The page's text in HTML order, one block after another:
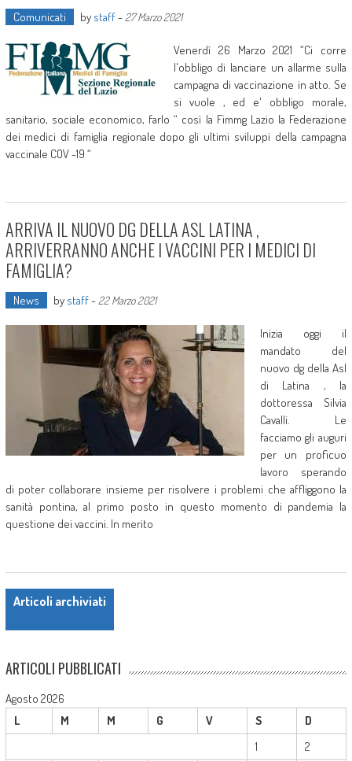
Comunicati by staff- 27 Marzo 2021
Venerdì 26 Marzo 2021 “Ci corre
l'obbligo di lanciare un allarme sulla
campagna di vaccinazione in atto. Se
si vuole , ed e' obbligo morale,
sanitario, sociale economico, farlo “ così la Fimmg Lazio la Federazione
dei medici di famiglia regionale dopo gli ultimi sviluppi della campagna
vaccinale COV -19 “
ARRIVA IL NUOVO DG DELLA ASL LATINA ,
ARRIVERRANNO ANCHE I VACCINI PER I MEDICI DI
FAMIGLIA?
News by staff- 22 Marzo 2021
Inizia oggi il
mandato del
nuovo dg della Asl
di Latina , la
dottoressa Silvia
Cavalli. Le
facciamo gli auguri
per un proficuo
lavoro sperando
di poter collaborare insieme per risolvere i problemi che affliggono la
sanità pontina, al primo posto in questo momento di pandemia la
questione dei vaccini. In merito
Posts navigation
Articoli archiviati
ARTICOLI PUBBLICATI
Agosto 2026
L
M M G V S
D
1
2